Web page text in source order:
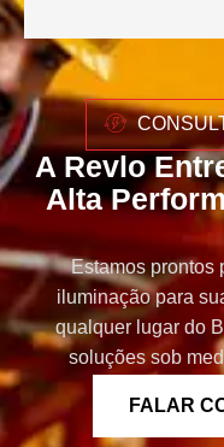
A Revlo
Alta
Estamos prontos
iluminação para
qualquer lugar do
soluções sob
FALAR